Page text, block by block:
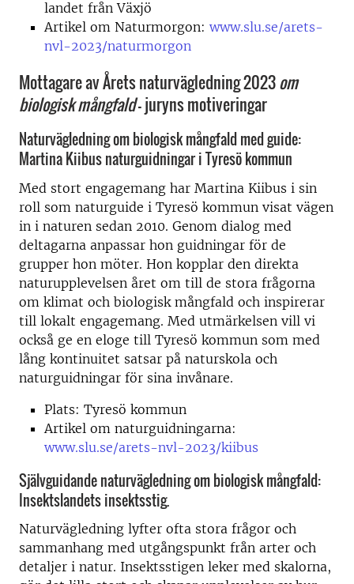
landet från Växjö
Artikel om Naturmorgon: www.slu.se/arets-
nvl-2023/naturmorgon
Mottagare av Årets naturvägledning 2023om
biologisk mångfald– juryns motiveringar
Naturvägledning om biologisk mångfald med guide:
Martina Kiibus naturguidningar i Tyresö kommun
Med stort engagemang har Martina Kiibus i sin
roll som naturguide i Tyresö kommun visat vägen
in i naturen sedan 2010. Genom dialog med
deltagarna anpassar hon guidningar för de
grupper hon möter. Hon kopplar den direkta
naturupplevelsen året om till de stora frågorna
om klimat och biologisk mångfald och inspirerar
till lokalt engagemang. Med utmärkelsen vill vi
också ge en eloge till Tyresö kommun som med
lång kontinuitet satsar på naturskola och
naturguidningar för sina invånare.
Plats: Tyresö kommun
Artikel om naturguidningarna:
www.slu.se/arets-nvl-2023/kiibus
Självguidande naturvägledning om biologisk mångfald:
Insektslandets insektsstig.
Naturvägledning lyfter ofta stora frågor och
sammanhang med utgångspunkt från arter och
detaljer i natur. Insektsstigen leker med skalorna,